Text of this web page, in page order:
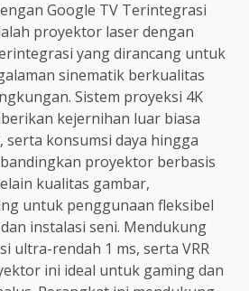
Google TV Terintegrasi
proyektor laser dengan
yang dirancang untuk
sinematik berkualitas
Sistem proyeksi 4K
kejernihan luar biasa
serta konsumsi daya hingga
proyektor berbasis
kualitas gambar,
untuk penggunaan fleksibel
instalasi seni. Mendukung
ultra-rendah 1 ms, serta VRR
ini ideal untuk gaming dan